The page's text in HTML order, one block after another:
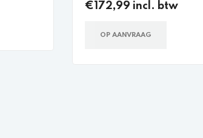
€172,99 incl. btw
OP AANVRAAG